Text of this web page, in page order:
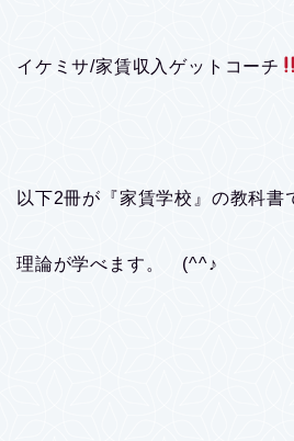
イケミサ/家賃収入ゲットコーチ
以下2冊が『家賃学校』の教科書
理論が学べます。 (^^♪